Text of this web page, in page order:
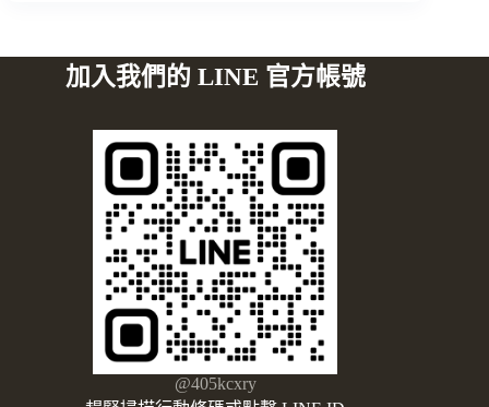
加入我們的 LINE 官方帳號
@405kcxry